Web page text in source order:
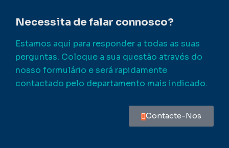
Necessita de falar connosco?
Estamos aqui para responder a todas as suas
perguntas. Coloque a sua questão através do
nosso formulário e será rapidamente
contactado pelo departamento mais indicado.
Contacte-Nos